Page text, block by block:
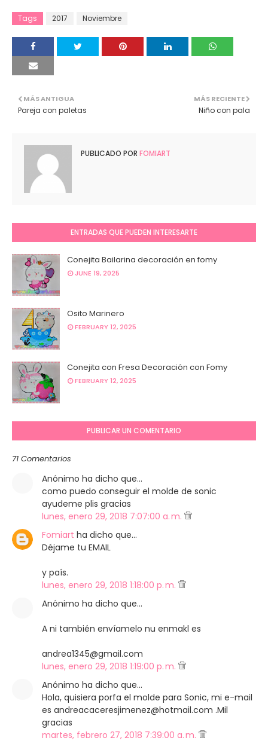
Tags 2017 Noviembre
MÁS RECIENTE
Niño con pala
MÁS ANTIGUA
Pareja con paletas
PUBLICADO POR FOMIART
ENTRADAS QUE PUEDEN INTERESARTE
Conejita Bailarina decoración en fomy
JUNE 19, 2025
Osito Marinero
FEBRUARY 12, 2025
Conejita con Fresa Decoración con Fomy
FEBRUARY 12, 2025
PUBLICAR UN COMENTARIO
71 Comentarios
Anónimo ha dicho que…
como puedo conseguir el molde de sonic
ayudeme plis gracias
lunes, enero 29, 2018 7:07:00 a. m.
Fomiart ha dicho que…
Déjame tu EMAIL
y país.
lunes, enero 29, 2018 1:18:00 p. m.
Anónimo ha dicho que…
A ni también envíamelo nu enmakl es
andrea1345@gmail.com
lunes, enero 29, 2018 1:19:00 p. m.
Anónimo ha dicho que…
Hola, quisiera porfa el molde para Sonic, mi e-mail
es andreacaceresjimenez@hotmail.com .Mil
gracias
martes, febrero 27, 2018 7:39:00 a. m.